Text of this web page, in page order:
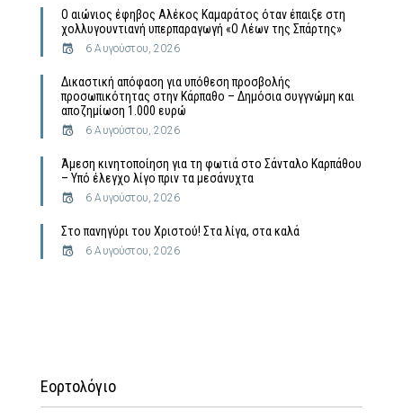
Ο αιώνιος έφηβος Αλέκος Καμαράτος όταν έπαιξε στη
χολλυγουντιανή υπερπαραγωγή «Ο Λέων της Σπάρτης»
6 Αυγούστου, 2026
Δικαστική απόφαση για υπόθεση προσβολής
προσωπικότητας στην Κάρπαθο – Δημόσια συγγνώμη και
αποζημίωση 1.000 ευρώ
6 Αυγούστου, 2026
Άμεση κινητοποίηση για τη φωτιά στο Σάνταλο Καρπάθου
– Υπό έλεγχο λίγο πριν τα μεσάνυχτα
6 Αυγούστου, 2026
Στο πανηγύρι του Χριστού! Στα λίγα, στα καλά
6 Αυγούστου, 2026
Εορτολόγιο